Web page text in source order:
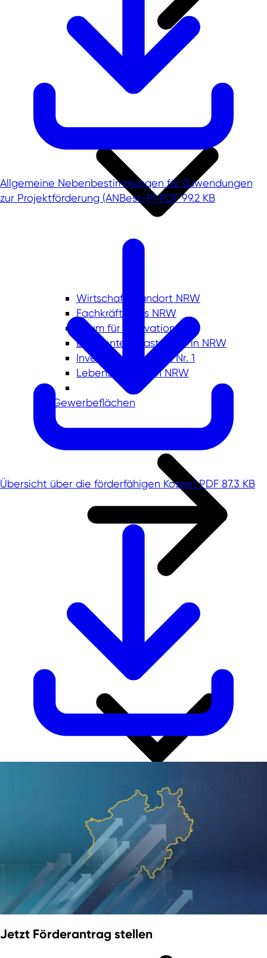
Wirtschaftsstandort NRW
Fachkräfte aus NRW
Raum für Innovation
Exzellente Infrastruktur in NRW
Investitionsstandort Nr. 1
Lebensqualität in NRW
Gewerbeflächen
Gewerbeflächenportale in NRW
PrimeSite Rhein Region
newPark - Visions find space
Wirtschaftsregionen in NRW
Allgemeine Nebenbestimmungen für Zuwendungen
zur Projektförderung (ANBest-P) PDF 99.2 KB
Übersicht über die förderfähigen Kosten PDF 87.3 KB
Jetzt Förderantrag stellen